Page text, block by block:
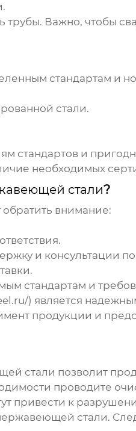
Важно, чтобы
стандартам и
стали.
стандартов и
необходимых
стали?
внимание:
и консультации
стандартам и
) является
продукции и
стали позволит
проводите
привести к
стали.